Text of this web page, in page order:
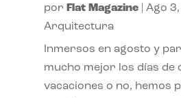
por Flat Magazine| Ago
Arquitectura
Inmersos en agosto y
mucho mejor los días de
vacaciones o no, hemos